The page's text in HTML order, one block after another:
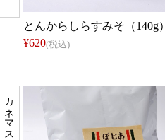
とんからしらすみそ（140g）
¥620(税込)
カネマス福丸屋